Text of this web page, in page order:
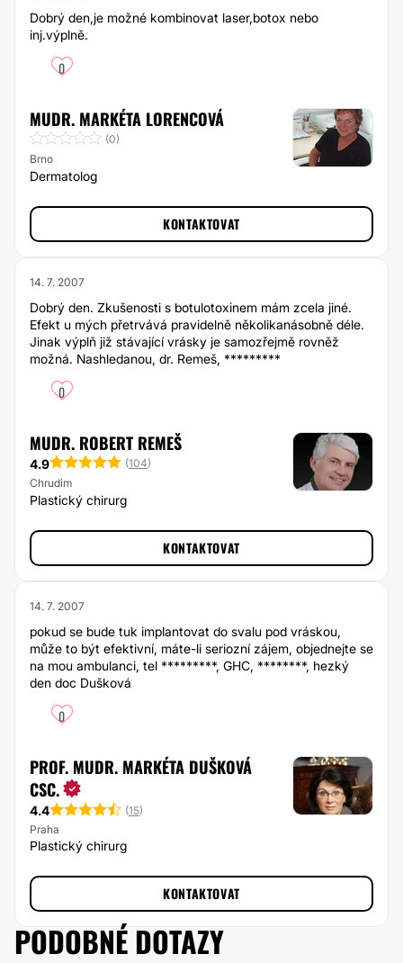
Dobrý den,je možné kombinovat laser,botox nebo
inj.výplně.
0
MUDR. MARKÉTA LORENCOVÁ
(0)
Brno
Dermatolog
KONTAKTOVAT
14. 7. 2007
Dobrý den. Zkušenosti s botulotoxinem mám zcela jiné.
Efekt u mých přetrvává pravidelně několikanásobně déle.
Jinak výplň již stávající vrásky je samozřejmě rovněž
možná. Nashledanou, dr. Remeš, *********
0
MUDR. ROBERT REMEŠ
4.9 (104)
Chrudim
Plastický chirurg
KONTAKTOVAT
14. 7. 2007
pokud se bude tuk implantovat do svalu pod vráskou,
může to být efektivní, máte-li seriozní zájem, objednejte se
na mou ambulanci, tel *********, GHC, ********, hezký
den doc Dušková
0
PROF. MUDR. MARKÉTA DUŠKOVÁ
CSC.
4.4 (15)
Praha
Plastický chirurg
KONTAKTOVAT
PODOBNÉ DOTAZY